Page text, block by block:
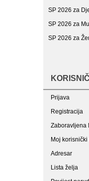
SP 2026 za
SP 2026 za
SP 2026 za
Prijava
Registracija
Zaboravljena
Moj korisnički
Adresar
Lista želja